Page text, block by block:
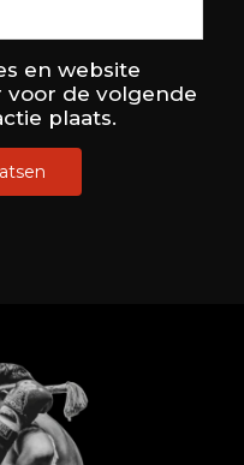
en website
voor de volgende
plaats.